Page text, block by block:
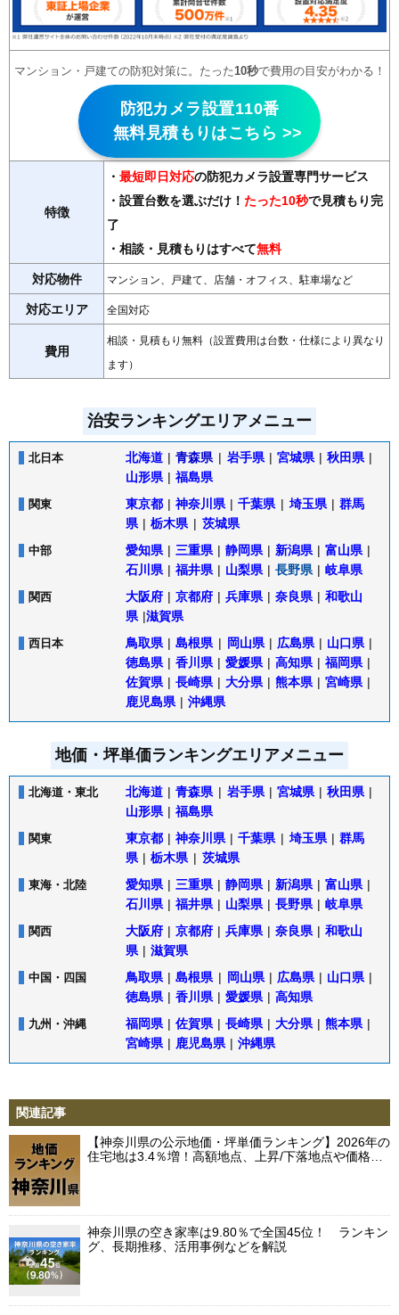
マンション・戸建ての防犯対策に。たった10秒で費用の目安がわかる！
防犯カメラ設置110番
無料見積もりはこちら >>
特徴
・ 最短即日対応の防犯カメラ設置専門サービス
・設置台数を選ぶだけ！ たった10秒で見積もり完
了
・相談・見積もりはすべて無料
対応物件 マンション、戸建て、店舗・オフィス、駐車場など
対応エリア 全国対応
費用
相談・見積もり無料（設置費用は台数・仕様により異なり
ます）
治安ランキングエリアメニュー
北日本 北海道 | 青森県 | 岩手県 | 宮城県 | 秋田県 |
山形県 | 福島県
関東 東京都 | 神奈川県 | 千葉県 | 埼玉県 | 群馬
県 | 栃木県 | 茨城県
中部 愛知県 | 三重県 | 静岡県 | 新潟県 | 富山県 |
石川県 | 福井県 | 山梨県 | 長野県 | 岐阜県
関西 大阪府 | 京都府 | 兵庫県 | 奈良県 | 和歌山
県 |滋賀県
西日本 鳥取県 | 島根県 | 岡山県 | 広島県 | 山口県 |
徳島県 | 香川県 | 愛媛県 | 高知県 | 福岡県 |
佐賀県 | 長崎県 | 大分県 | 熊本県 | 宮崎県 |
鹿児島県 | 沖縄県
地価・坪単価ランキングエリアメニュー
北海道・東北 北海道 | 青森県 | 岩手県 | 宮城県 | 秋田県 |
山形県 | 福島県
関東 東京都 | 神奈川県 | 千葉県 | 埼玉県 | 群馬
県 | 栃木県 | 茨城県
東海・北陸 愛知県 | 三重県 | 静岡県 | 新潟県 | 富山県 |
石川県 | 福井県 | 山梨県 | 長野県 | 岐阜県
関西 大阪府 | 京都府 | 兵庫県 | 奈良県 | 和歌山
県 | 滋賀県
中国・四国 鳥取県 | 島根県 | 岡山県 | 広島県 | 山口県 |
徳島県 | 香川県 | 愛媛県 | 高知県
九州・沖縄 福岡県 | 佐賀県 | 長崎県 | 大分県 | 熊本県 |
宮崎県 | 鹿児島県 | 沖縄県
関連記事
【神奈川県の公示地価・坪単価ランキング】2026年の
住宅地は3.4％増！高額地点、上昇/下落地点や価格…
神奈川県の空き家率は9.80％で全国45位！ ランキン
グ、長期推移、活用事例などを解説